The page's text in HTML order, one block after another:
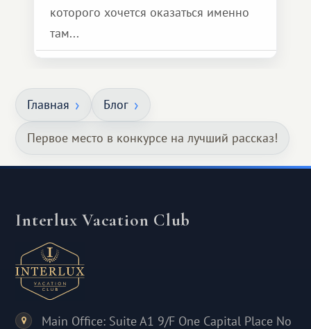
которого хочется оказаться именно
там...
Главная Блог
Первое место в конкурсе на лучший рассказ!
Interlux Vacation Club
Main Office: Suite A1 9/F One Capital Place No